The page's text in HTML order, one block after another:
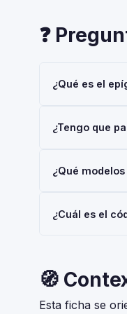
❓
¿Qué es el
Actividades
¿Tengo que
€/año también
¿Qué
Consulta con tu
¿Cuál es el
🧭
Esta ficha se